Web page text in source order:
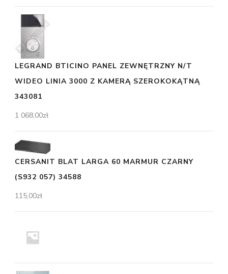
LEGRAND BTICINO PANEL ZEWNĘTRZNY N/T
WIDEO LINIA 3000 Z KAMERĄ SZEROKOKĄTNĄ
343081
1 068,00zł
CERSANIT BLAT LARGA 60 MARMUR CZARNY
(S932 057) 34588
115,00zł